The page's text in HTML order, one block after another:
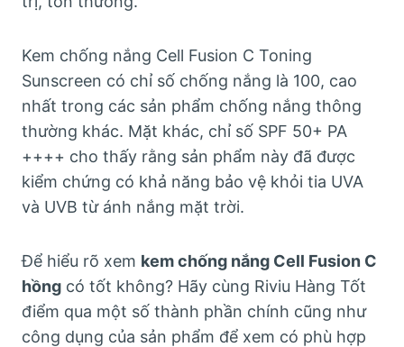
Kem chống nắng Cell Fusion C Toning
Sunscreen có chỉ số chống nắng là 100, cao
nhất trong các sản phẩm chống nắng thông
thường khác. Mặt khác, chỉ số SPF 50+ PA
++++ cho thấy rằng sản phẩm này đã được
kiểm chứng có khả năng bảo vệ khỏi tia UVA
và UVB từ ánh nắng mặt trời.
Để hiểu rõ xem kem chống nắng Cell Fusion C
hồng có tốt không? Hãy cùng Riviu Hàng Tốt
điểm qua một số thành phần chính cũng như
công dụng của sản phẩm để xem có phù hợp